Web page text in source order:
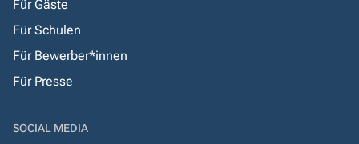
Für Gäste
Für Schulen
Für Bewerber*innen
Für Presse
SOCIAL MEDIA